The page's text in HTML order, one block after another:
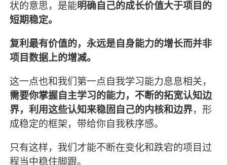
状的意思，是能明确自己的成长价值大于项目的
短期稳定。
复利最有价值的，永远是自身能力的增长而并非
项目数据上的增减。
这一点也和我们第一点自我学习能力息息相关，
需要你掌握自主学习的能力，不断的拓宽认知边
界，利用这些认知来稳固自己的内核和边界，形
成稳定的框架，带给你自我秩序感。
只有这样，我们才能不断在变化和跌宕的项目过
程当中稳住脚跟。